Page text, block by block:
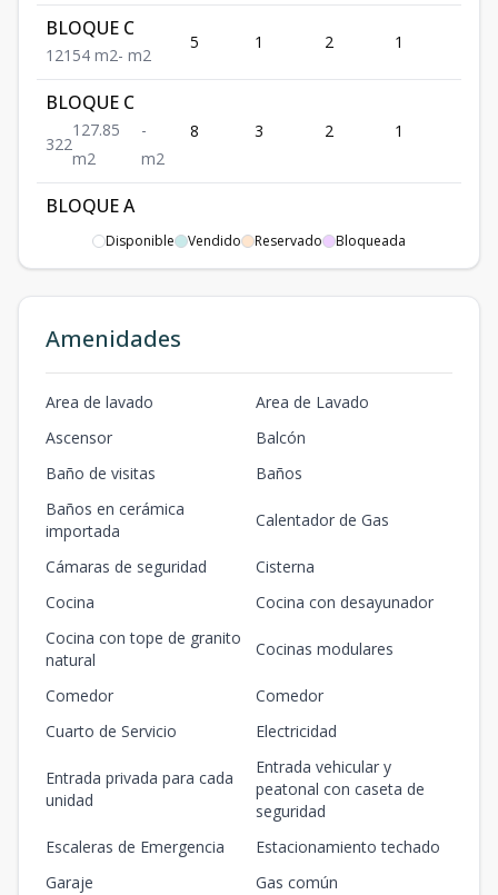
BLOQUE C
1 21 54 m2- m2
5 1 2 1
BLOQUE C
322
127.85
m2
-
m2
8 3 2 1
BLOQUE A
140.8m2-m2
Disponible Vendido Reservado Bloqueada
Amenidades
Area de lavado
Area de Lavado
Ascensor
Balcón
Baño de visitas
Baños
Baños en cerámica
importada
Calentador de Gas
Cámaras de seguridad
Cisterna
Cocina
Cocina con desayunador
Cocina con tope de granito
natural
Cocinas modulares
Comedor
Comedor
Cuarto de Servicio
Electricidad
Entrada privada para cada
unidad
Entrada vehicular y
peatonal con caseta de
seguridad
Escaleras de Emergencia
Estacionamiento techado
Garaje
Gas común